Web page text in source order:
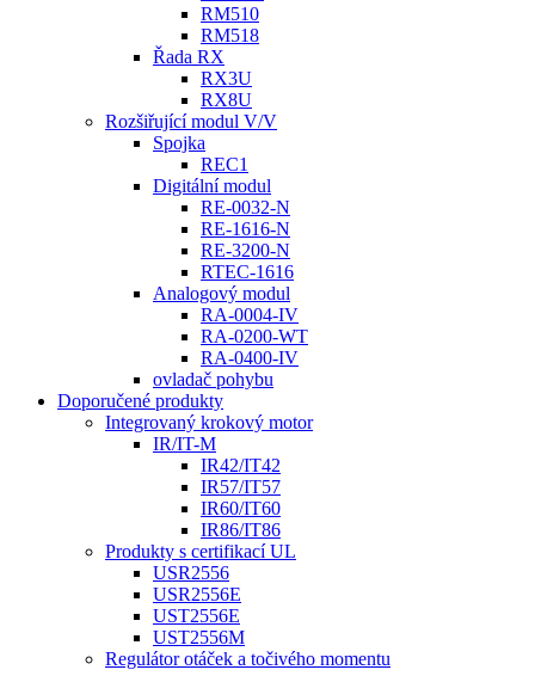
RM510
RM518
Řada RX
RX3U
RX8U
Rozšiřující modul V/V
Spojka
REC1
Digitální modul
RE-0032-N
RE-1616-N
RE-3200-N
RTEC-1616
Analogový modul
RA-0004-IV
RA-0200-WT
RA-0400-IV
ovladač pohybu
Doporučené produkty
Integrovaný krokový motor
IR/IT-M
IR42/IT42
IR57/IT57
IR60/IT60
IR86/IT86
Produkty s certifikací UL
USR2556
USR2556E
UST2556E
UST2556M
Regulátor otáček a točivého momentu